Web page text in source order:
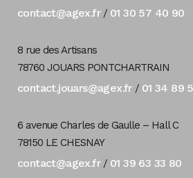
contact@agex.fr/ 01 30 57 40 90
8 rue des Artisans
78760 JOUARS PONTCHARTRAIN
contact.jouars@agex.fr/ 01 34 89
6 avenue Charles de Gaulle – Hall C
78150 LE CHESNAY
contact@agex.fr/ 01 39 63 33 80